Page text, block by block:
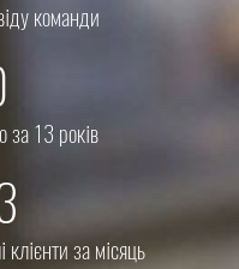
команди
за 13 років
за місяць